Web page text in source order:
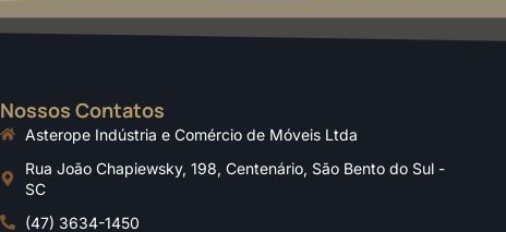
Nossos Contatos
Asterope Indústria e Comércio de Móveis Ltda
Rua João Chapiewsky, 198, Centenário, São Bento do Sul -
SC
(47) 3634-1450